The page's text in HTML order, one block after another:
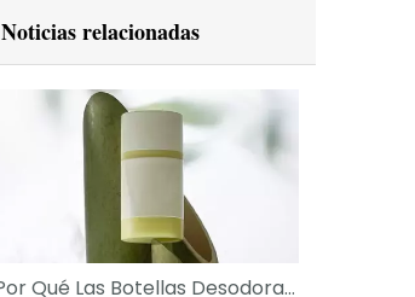
Noticias relacionadas
Por Qué Las Botellas Desodorantes Transparentes Están Ganando Popularidad